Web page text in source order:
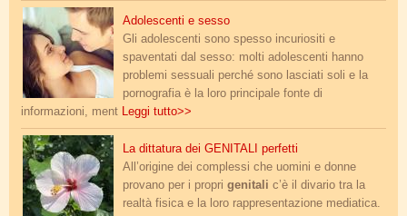
adolescenti.jpg
Adolescenti e sesso
Gli adolescenti sono spesso incuriositi e
spaventati dal sesso: molti adolescenti hanno
problemi sessuali perché sono lasciati soli e la
pornografia è la loro principale fonte di
informazioni, ment Leggi tutto>>
genitali_perfetti.jpgLa dittatura dei GENITALI perfetti
All’origine dei complessi che uomini e donne
provano per i propri genitali c’è il divario tra la
realtà fisica e la loro rappresentazione mediatica.